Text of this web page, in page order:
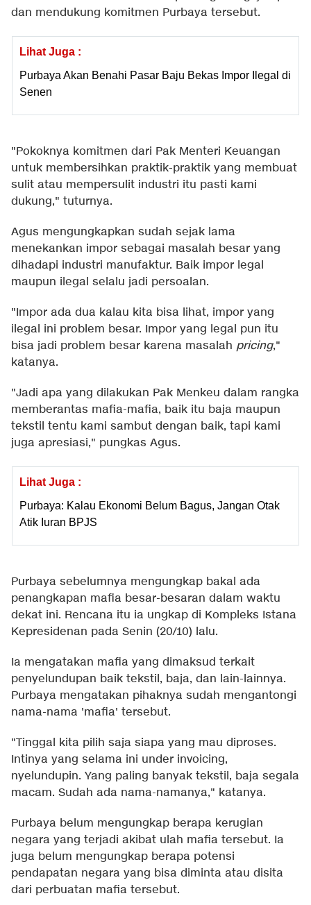
dan mendukung komitmen Purbaya tersebut.
Lihat Juga :
Purbaya Akan Benahi Pasar Baju Bekas Impor Ilegal di
Senen
"Pokoknya komitmen dari Pak Menteri Keuangan
untuk membersihkan praktik-praktik yang membuat
sulit atau mempersulit industri itu pasti kami
dukung," tuturnya.
Agus mengungkapkan sudah sejak lama
menekankan impor sebagai masalah besar yang
dihadapi industri manufaktur. Baik impor legal
maupun ilegal selalu jadi persoalan.
"Impor ada dua kalau kita bisa lihat, impor yang
ilegal ini problem besar. Impor yang legal pun itu
bisa jadi problem besar karena masalah pricing,"
katanya.
"Jadi apa yang dilakukan Pak Menkeu dalam rangka
memberantas mafia-mafia, baik itu baja maupun
tekstil tentu kami sambut dengan baik, tapi kami
juga apresiasi," pungkas Agus.
Lihat Juga :
Purbaya: Kalau Ekonomi Belum Bagus, Jangan Otak
Atik Iuran BPJS
Purbaya sebelumnya mengungkap bakal ada
penangkapan mafia besar-besaran dalam waktu
dekat ini. Rencana itu ia ungkap di Kompleks Istana
Kepresidenan pada Senin (20/10) lalu.
Ia mengatakan mafia yang dimaksud terkait
penyelundupan baik tekstil, baja, dan lain-lainnya.
Purbaya mengatakan pihaknya sudah mengantongi
nama-nama 'mafia' tersebut.
"Tinggal kita pilih saja siapa yang mau diproses.
Intinya yang selama ini under invoicing,
nyelundupin. Yang paling banyak tekstil, baja segala
macam. Sudah ada nama-namanya," katanya.
Purbaya belum mengungkap berapa kerugian
negara yang terjadi akibat ulah mafia tersebut. Ia
juga belum mengungkap berapa potensi
pendapatan negara yang bisa diminta atau disita
dari perbuatan mafia tersebut.